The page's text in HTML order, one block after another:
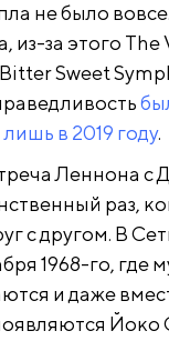
не было
из-за этого The
Sweet
в 2019 году.
Леннона с
раз,
с другом. В
1968-го, где
и даже
Йоко